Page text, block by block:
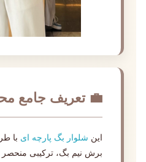
💼 تعریف جامع
این شلوار بگ پارچه ای
برش نیم بگ، ترکیبی